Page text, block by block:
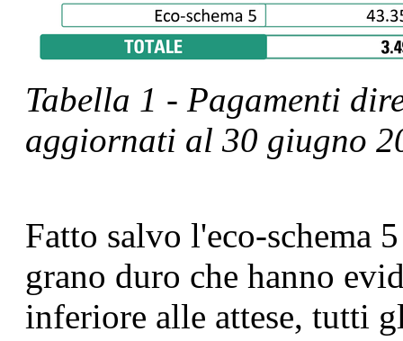
Tabella 1 - Pagamenti
aggiornati al 30 giugno
Fatto salvo l'eco-schema
grano duro che hanno
inferiore alle attese, tutti